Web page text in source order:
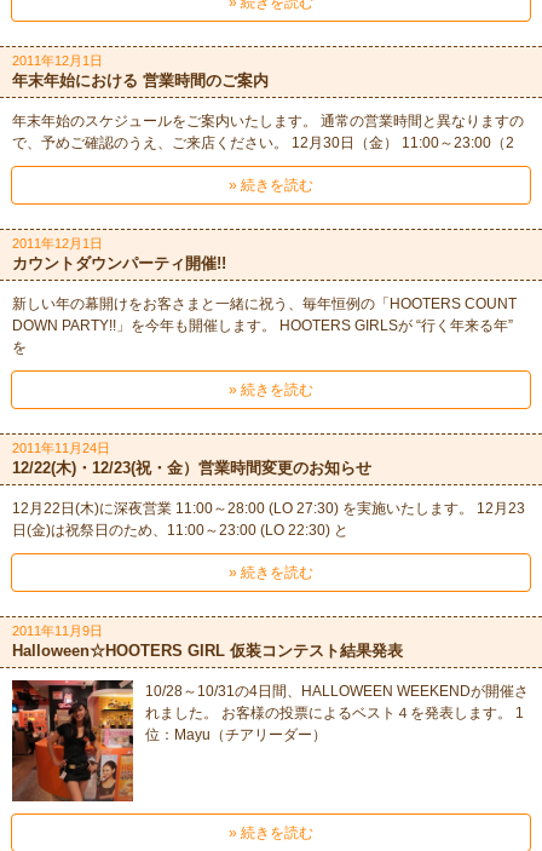
2011年12月1日
年末年始における 営業時間のご案内
年末年始のスケジュールをご案内いたします。 通常の営業時間と異なりますの
で、予めご確認のうえ、ご来店ください。 12月30日（金） 11:00～23:00（2
» 続きを読む
2011年12月1日
カウントダウンパーティ開催!!
新しい年の幕開けをお客さまと一緒に祝う、毎年恒例の「HOOTERS COUNT
DOWN PARTY!!」を今年も開催します。 HOOTERS GIRLSが “行く年来る年”
を
» 続きを読む
2011年11月24日
12/22(木)・12/23(祝・金）営業時間変更のお知らせ
12月22日(木)に深夜営業 11:00～28:00 (LO 27:30) を実施いたします。 12月23
日(金)は祝祭日のため、11:00～23:00 (LO 22:30) と
» 続きを読む
2011年11月9日
Halloween☆HOOTERS GIRL 仮装コンテスト結果発表
10/28～10/31の4日間、HALLOWEEN WEEKENDが開催さ
れました。 お客様の投票によるベスト４を発表します。 1
位：Mayu（チアリーダー）
» 続きを読む